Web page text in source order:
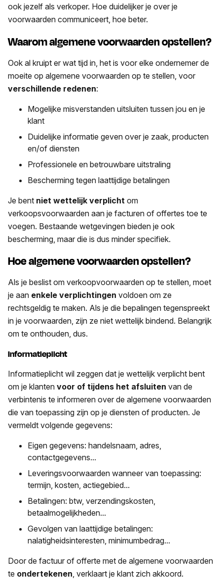
ook jezelf als verkoper. Hoe duidelijker je over je
voorwaarden communiceert, hoe beter.
Waarom algemene voorwaarden opstellen?
Ook al kruipt er wat tijd in, het is voor elke ondernemer de
moeite op algemene voorwaarden op te stellen, voor
verschillende redenen:
Mogelijke misverstanden uitsluiten tussen jou en je
klant
Duidelijke informatie geven over je zaak, producten
en/of diensten
Professionele en betrouwbare uitstraling
Bescherming tegen laattijdige betalingen
Je bent niet wettelijk verplicht om
verkoopsvoorwaarden aan je facturen of offertes toe te
voegen. Bestaande wetgevingen bieden je ook
bescherming, maar die is dus minder specifiek.
Hoe algemene voorwaarden opstellen?
Als je beslist om verkoopvoorwaarden op te stellen, moet
je aan enkele verplichtingen voldoen om ze
rechtsgeldig te maken. Als je die bepalingen tegenspreekt
in je voorwaarden, zijn ze niet wettelijk bindend. Belangrijk
om te onthouden, dus.
Informatieplicht
Informatieplicht wil zeggen dat je wettelijk verplicht bent
om je klanten voor of tijdens het afsluiten van de
verbintenis te informeren over de algemene voorwaarden
die van toepassing zijn op je diensten of producten. Je
vermeldt volgende gegevens:
Eigen gegevens: handelsnaam, adres,
contactgegevens...
Leveringsvoorwaarden wanneer van toepassing:
termijn, kosten, actiegebied...
Betalingen: btw, verzendingskosten,
betaalmogelijkheden...
Gevolgen van laattijdige betalingen:
nalatigheidsinteresten, minimumbedrag...
Door de factuur of offerte met de algemene voorwaarden
te ondertekenen, verklaart je klant zich akkoord.